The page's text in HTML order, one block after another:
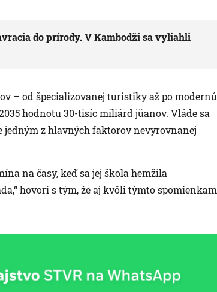
do prírody. V Kambodži sa vyliahli
– od špecializovanej turistiky až po modernú
hodnotu 30-tisíc miliárd jüanov. Vláde sa
z hlavných faktorov nevyrovnanej
na časy, keď sa jej škola hemžila
hovorí s tým, že aj kvôli týmto spomienkam